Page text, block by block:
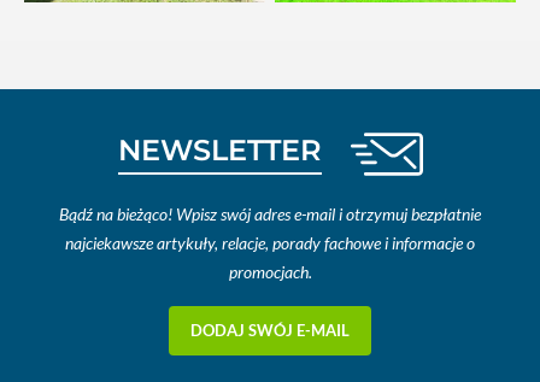
NEWSLETTER
Bądź na bieżąco! Wpisz swój adres e-mail i otrzymuj bezpłatnie
najciekawsze artykuły, relacje, porady fachowe i informacje o
promocjach.
DODAJ SWÓJ E-MAIL